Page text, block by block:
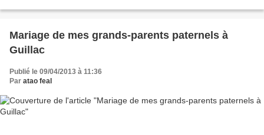
Aveline...
Mariage de mes grands-parents paternels à
Guillac
Publié le 09/04/2013 à 11:36
Par atao feal